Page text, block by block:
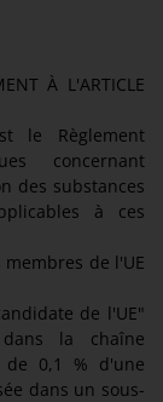
À L'ARTICLE
le Règlement
concernant
des substances
à ces
de l'UE
de l'UE"
la chaîne
de 0,1 % d'une
dans un sous-